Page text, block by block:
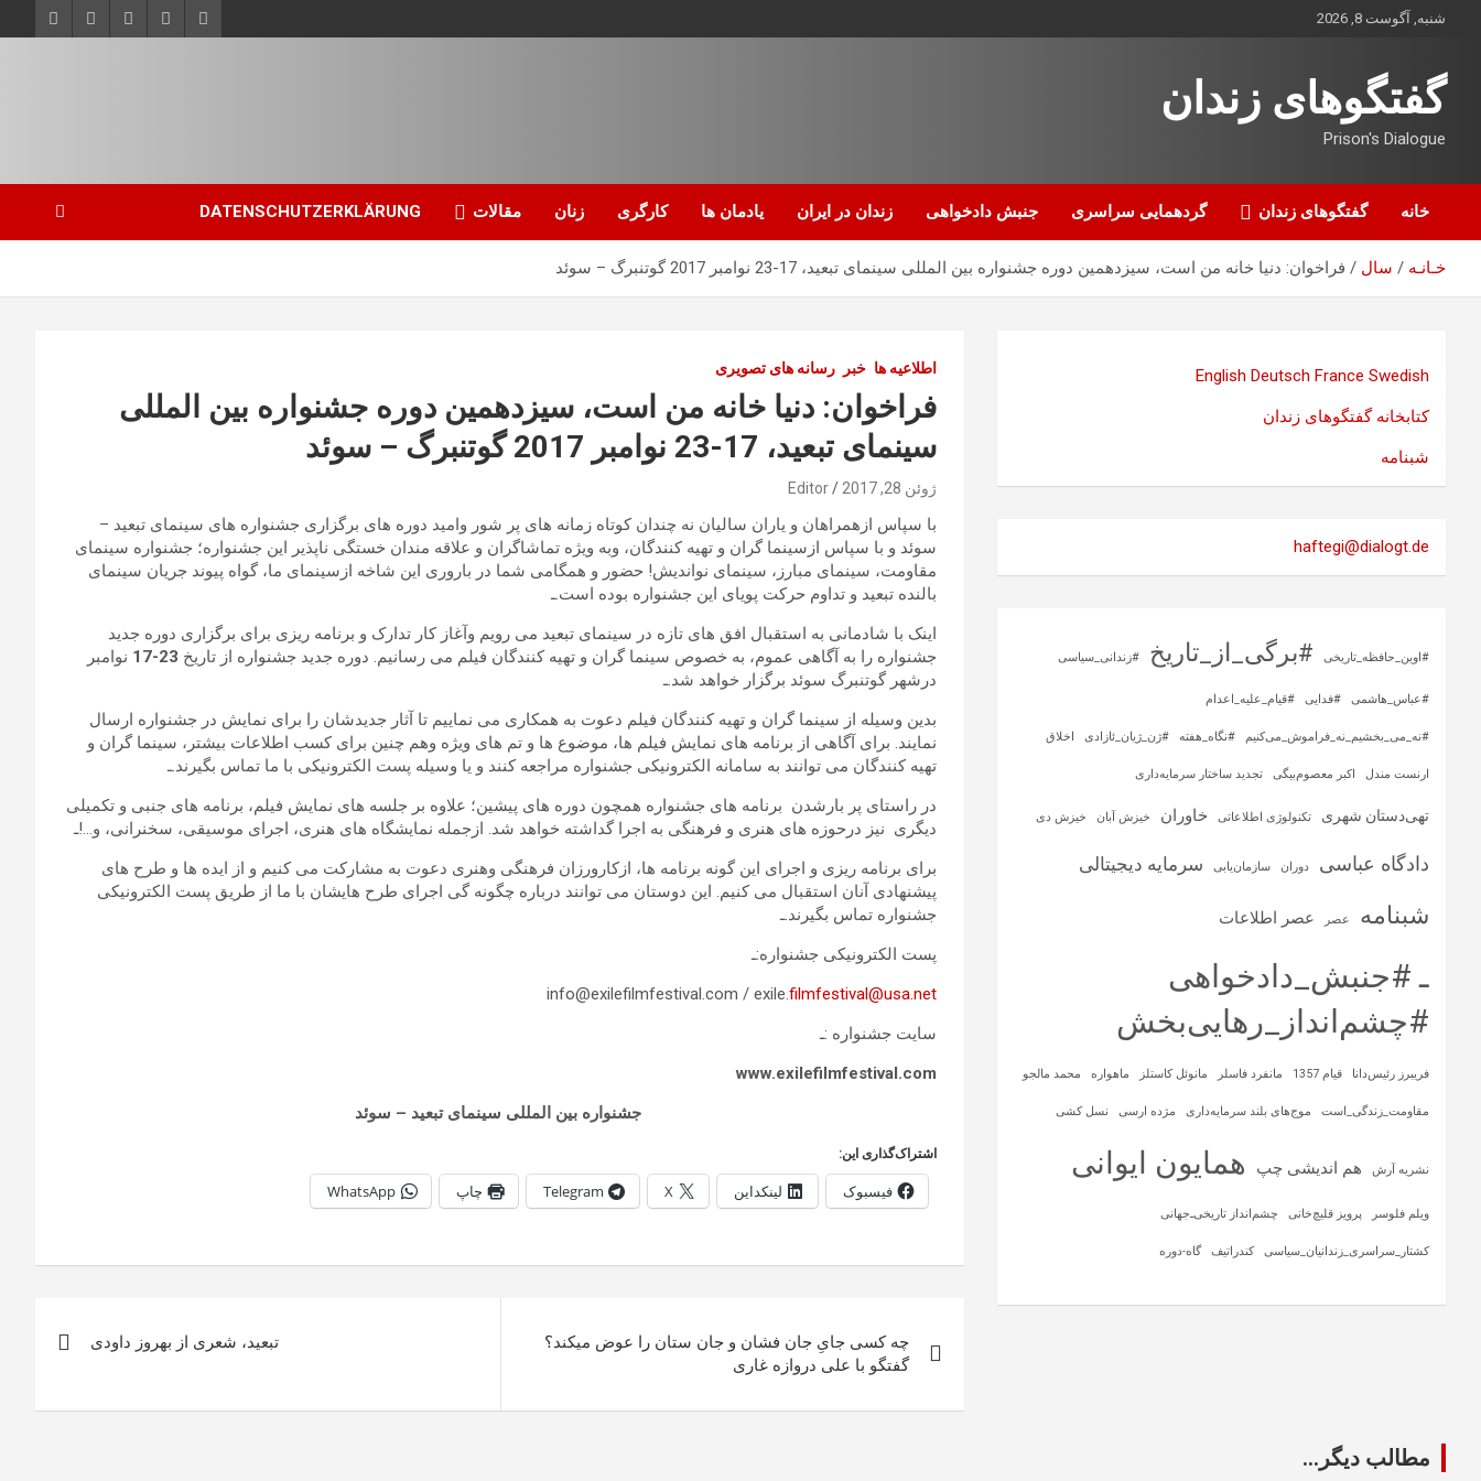
شنبه, آگوست 8, 2026
گفتگوهای زندان
Prison's Dialogue
خانه گفتگوهای زندان گردهمایی سراسری جنبش دادخواهی زندان در ایران یادمان ها کارگری زنان مقالات DATENSCHUTZERKLÄRUNG
خـانـه سال فراخوان: دنیا خانه من است، سیزدهمین دوره جشنواره بین المللی سینمای تبعید، 17-23 نوامبر 2017 گوتنبرگ – سوئد
اطلاعیه ها خبر رسانه های تصویری
فراخوان: دنیا خانه من است، سیزدهمین دوره جشنواره بین المللی
سینمای تبعید، 17-23 نوامبر 2017 گوتنبرگ – سوئد
ژوئن 28, 2017 Editor
با سپاس ازهمراهان و یاران سالیان نه چندان کوتاه زمانه های پر شور وامید دوره های برگزاری جشنواره های سینمای تبعید –
سوئد و با سپاس ازسینما گران و تهیه کنندگان، وبه ویژه تماشاگران و علاقه مندان خستگی ناپذیر این جشنواره؛ جشنواره سینمای
مقاومت، سینمای مبارز، سینمای نواندیش! حضور و همگامی شما در باروری این شاخه ازسینمای ما، گواه پیوند جریان سینمای
بالنده تبعید و تداوم حرکت پویای این جشنواره بوده است.ـ
اینک با شادمانی به استقبال افق های تازه در سینمای تبعید می رویم وآغاز کار تدارک و برنامه ریزی برای برگزاری دوره جدید
جشنواره را به آگاهی عموم، به خصوص سینما گران و تهیه کنندگان فیلم می رسانیم. دوره جدید جشنواره از تاریخ
نوامبر
درشهر گوتنبرگ سوئد برگزار خواهد شد.ـ
بدین وسیله از سینما گران و تهیه کنندگان فیلم دعوت به همکاری می نماییم تا آثار جدیدشان را برای نمایش در جشنواره ارسال
نمایند. برای آگاهی از برنامه های نمایش فیلم ها، موضوع ها و تم های ویژه وهم چنین برای کسب اطلاعات بیشتر، سینما گران و
تهیه کنندگان می توانند به سامانه الکترونیکی جشنواره مراجعه کنند و یا وسیله پست الکترونیکی با ما تماس بگیرند.ـ
در راستای پر بارشدن برنامه های جشنواره همچون دوره های پیشین؛ علاوه بر جلسه های نمایش فیلم، برنامه های جنبی و تکمیلی
دیگری نیز درحوزه های هنری و فرهنگی به اجرا گداشته خواهد شد. ازجمله نمایشگاه های هنری، اجرای موسیقی، سخنرانی، و…!ـ
برای برنامه ریزی و اجرای این گونه برنامه ها، ازکارورزان فرهنگی وهنری دعوت به مشارکت می کنیم و از ایده ها و طرح های
پیشنهادی آنان استقبال می کنیم. این دوستان می توانند درباره چگونه گی اجرای طرح هایشان با ما از طریق پست الکترونیکی
جشنواره تماس بگیرند.ـ
پست الکترونیکی جشنواره:ـ
info@exilefilmfestival.com / exile.filmfestival@usa.net
سایت جشنواره :ـ
www.exilefilmfestival.com
جشنواره بین المللی سینمای تبعید – سوئد
اشتراک‌گذاری این:
فیسبوک لینکداین X
Telegram چاپ WhatsApp
نوشته
چه کسی جایِ جان فشان و جان ستان را عوض میکند؟
گفتگو با علی دروازه غاری
تبعيد، شعری از بهروز داودى
English Deutsch France Swedish
کتابخانه گفتگوهای زندان
شبنامه
haftegi@dialogt.de
#اوین_حافظه_تاریخی #برگی_از_تاریخ #زندانی_سیاسی
#عباس_هاشمی #فدایی #قیام_علیه_اعدام
#نه_می_بخشیم_نه_فراموش_می‌کنیم #نگاه_هفته #ژن_ژیان_ئازادی اخلاق
ارنست مندل اکبر معصوم‌بیگی تجدید ساختار سرمایه‌داری
تهی‌دستان شهری تکنولوژی اطلاعاتی خاوران خیزش آبان خیزش دی
دادگاه عباسی دوران سازمان‌یابی سرمایه‌ دیجیتالی
شبنامه عصر عصر اطلاعات
ـ #جنبش_دادخواهی
#چشم‌انداز_رهایی‌بخش
فریبرز رئیس‌دانا قیام 1357 مانفرد فاسلر مانوئل کاستلز ماهواره‌ محمد مالجو
مقاومت_زندگی_است موج‌های بلند سرمایه‌داری مژده ارسی نسل کشی
نشریه آرش هم اندیشی چپ همایون ایوانی
ویلم فلوسر پرویز قلیچ‌خانی چشم‌انداز تاریخی‌ـ‌جهانی
کشتار_سراسری_زندانیان_سیاسی کندراتیف گاه-دوره
مطالب دیگر...